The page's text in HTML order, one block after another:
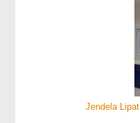
Jendela